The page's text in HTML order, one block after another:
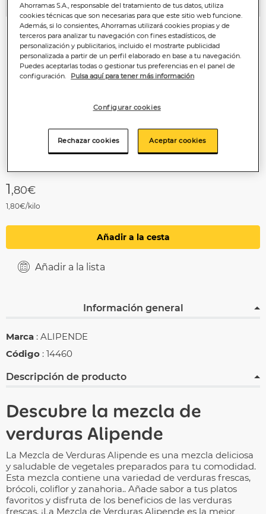
Anterior
1,80€
1,80€/kilo
Añadir a la cesta
Añadir a la lista
Información general
Marca : ALIPENDE
Código : 14460
Descripción de producto
Descubre la mezcla de
verduras Alipende
La Mezcla de Verduras Alipende es una mezcla deliciosa
y saludable de vegetales preparados para tu comodidad.
Esta mezcla contiene una variedad de verduras frescas,
brócoli, coliflor y zanahoria.. Añade sabor a tus platos
favoritos y disfruta de los beneficios de las verduras
frescas. ¡La Mezcla de Verduras Alipende es la mejor
Ahorramas S.A., responsable del tratamiento de tus datos, utiliza
cookies técnicas que son necesarias para que este sitio web funcione.
Además, si lo consientes, Ahorramas utilizará cookies propias y de
terceros para analizar tu navegación con fines estadísticos, de
personalización y publicitarios, incluido el mostrarte publicidad
personalizada a partir de un perfil elaborado en base a tu navegación.
Puedes aceptarlas todas o gestionar tus preferencias en el panel de
configuración.
Pulsa aquí para tener más información
Configurar cookies
Rechazar cookies Aceptar cookies